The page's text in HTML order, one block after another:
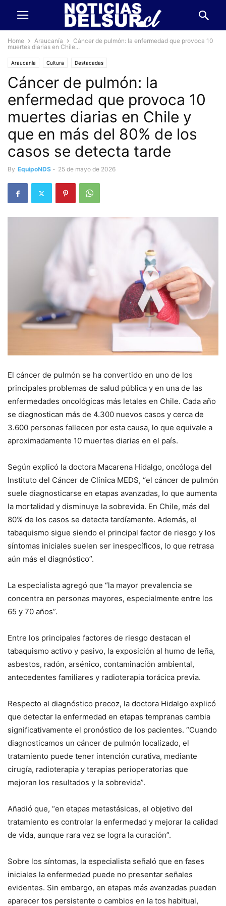
Home Araucanía
Cáncer de pulmón: la enfermedad que provoca 10
muertes diarias en Chile...
Araucanía Cultura Destacadas
Cáncer de pulmón: la
enfermedad que provoca 10
muertes diarias en Chile y
que en más del 80% de los
casos se detecta tarde
By EquipoNDS - 25 de mayo de 2026
El cáncer de pulmón se ha convertido en uno de los
principales problemas de salud pública y en una de las
enfermedades oncológicas más letales en Chile. Cada año
se diagnostican más de 4.300 nuevos casos y cerca de
3.600 personas fallecen por esta causa, lo que equivale a
aproximadamente 10 muertes diarias en el país.
Según explicó la doctora Macarena Hidalgo, oncóloga del
Instituto del Cáncer de Clínica MEDS, “el cáncer de pulmón
suele diagnosticarse en etapas avanzadas, lo que aumenta
la mortalidad y disminuye la sobrevida. En Chile, más del
80% de los casos se detecta tardíamente. Además, el
tabaquismo sigue siendo el principal factor de riesgo y los
síntomas iniciales suelen ser inespecíficos, lo que retrasa
aún más el diagnóstico”.
La especialista agregó que “la mayor prevalencia se
concentra en personas mayores, especialmente entre los
65 y 70 años”.
Entre los principales factores de riesgo destacan el
tabaquismo activo y pasivo, la exposición al humo de leña,
asbestos, radón, arsénico, contaminación ambiental,
antecedentes familiares y radioterapia torácica previa.
Respecto al diagnóstico precoz, la doctora Hidalgo explicó
que detectar la enfermedad en etapas tempranas cambia
significativamente el pronóstico de los pacientes. “Cuando
diagnosticamos un cáncer de pulmón localizado, el
tratamiento puede tener intención curativa, mediante
cirugía, radioterapia y terapias perioperatorias que
mejoran los resultados y la sobrevida”.
Añadió que, “en etapas metastásicas, el objetivo del
tratamiento es controlar la enfermedad y mejorar la calidad
de vida, aunque rara vez se logra la curación”.
Sobre los síntomas, la especialista señaló que en fases
iniciales la enfermedad puede no presentar señales
evidentes. Sin embargo, en etapas más avanzadas pueden
aparecer tos persistente o cambios en la tos habitual,